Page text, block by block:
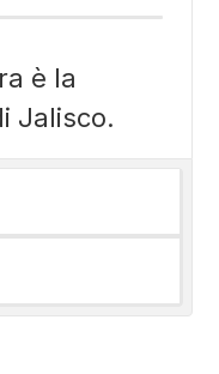
è la
Jalisco.